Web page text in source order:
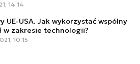
14:14
UE-USA. Jak wykorzystać wspólny
w zakresie technologii?
10:15